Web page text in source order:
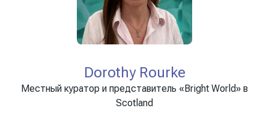
Dorothy Rourke
Местный куратор и представитель «Bright World» в
Scotland